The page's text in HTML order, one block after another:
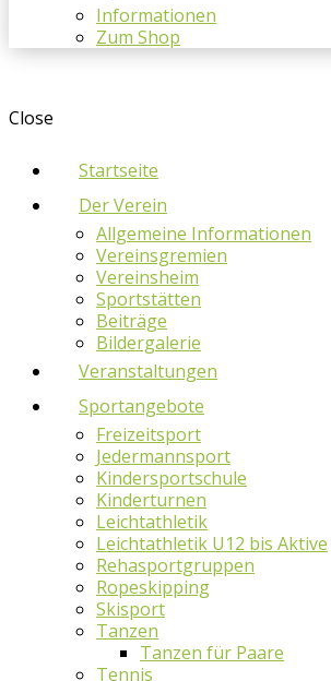
Informationen
Zum Shop
Close
Startseite
Der Verein
Allgemeine Informationen
Vereinsgremien
Vereinsheim
Sportstätten
Beiträge
Bildergalerie
Veranstaltungen
Sportangebote
Freizeitsport
Jedermannsport
Kindersportschule
Kinderturnen
Leichtathletik
Leichtathletik U12 bis Aktive
Rehasportgruppen
Ropeskipping
Skisport
Tanzen
Tanzen für Paare
Tennis